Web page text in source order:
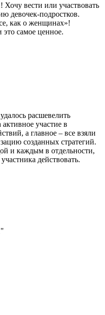
Хочу вести или участвовать
девочек-подростков.
как о женщинах»!
это самое ценное.
расшевелить
участие в
а главное – все взяли
созданных стратегий.
и каждым в отдельности,
действовать.